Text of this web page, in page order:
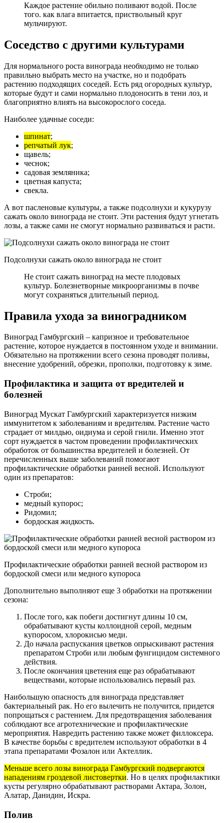
Каждое растение обильно поливают водой. После
того. как влага впитается, приствольный круг
мульчируют.
Соседство с другими культурами
Для нормального роста винограда необходимо не только
правильно выбрать место на участке, но и подобрать
растению подходящих соседей. Есть ряд огородных культур,
которые будут и сами нормально плодоносить в тени лоз, и
благоприятно влиять на высокорослого соседа.
Наиболее удачные соседи:
шпинат;
репчатый лук;
щавель;
чеснок;
садовая земляника;
цветная капуста;
свекла.
А вот пасленовые культуры, а также подсолнухи и кукурузу
сажать около винограда не стоит. Эти растения будут угнетать
лозы, а также сами не смогут нормально развиваться и расти.
Подсолнухи сажать около винограда не стоит
Не стоит сажать виноград на месте плодовых
культур. Болезнетворные микроорганизмы в почве
могут сохраняться длительный период.
Правила ухода за виноградником
Виноград Гамбургский – капризное и требовательное
растение, которое нуждается в постоянном уходе и внимании.
Обязательно на протяжении всего сезона проводят поливы,
внесение удобрений, обрезки, прополки, подготовку к зиме.
Профилактика и защита от вредителей и
болезней
Виноград Мускат Гамбургский характеризуется низким
иммунитетом к заболеваниям и вредителям. Растение часто
страдает от милдью, оидиума и серой гнили. Именно этот
сорт нуждается в частом проведении профилактических
обработок от большинства вредителей и болезней. От
перечисленных выше заболеваний помогают
профилактические обработки ранней весной. Используют
один из препаратов:
Строби;
медный купорос;
Ридомил;
бордоская жидкость.
Профилактические обработки ранней весной раствором из
бордоской смеси или медного купороса
Дополнительно выполняют еще 3 обработки на протяжении
сезона:
После того, как побеги достигнут длины 10 см,
обрабатывают кусты коллоидной серой, медным
купоросом, хлорокисью меди.
До начала распускания цветков опрыскивают растения
препаратом Строби или любым фунгицидом системного
действия.
После окончания цветения еще раз обрабатывают
веществами, которые использовались первый раз.
Наибольшую опасность для винограда представляет
бактериальный рак. Но его вылечить не получится, придется
попрощаться с растением. Для предотвращения заболевания
соблюдают все агротехнические и профилактические
мероприятия. Навредить растению также может филлоксера.
В качестве борьбы с вредителем используют обработки в 4
этапа препаратами Фозалон или Актеллик.
Меньше всего лозы винограда Гамбургский подвергаются
нападениям гроздевой листовертки. Но в целях профилактики
кусты регулярно обрабатывают растворами Актара, Золон,
Алатар, Данидин, Искра.
Полив